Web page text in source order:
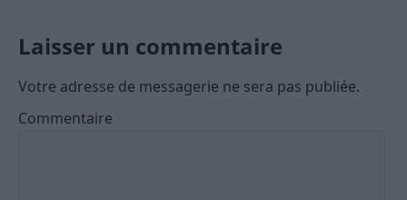
Laisser un commentaire
Votre adresse de messagerie ne sera pas publiée.
Commentaire